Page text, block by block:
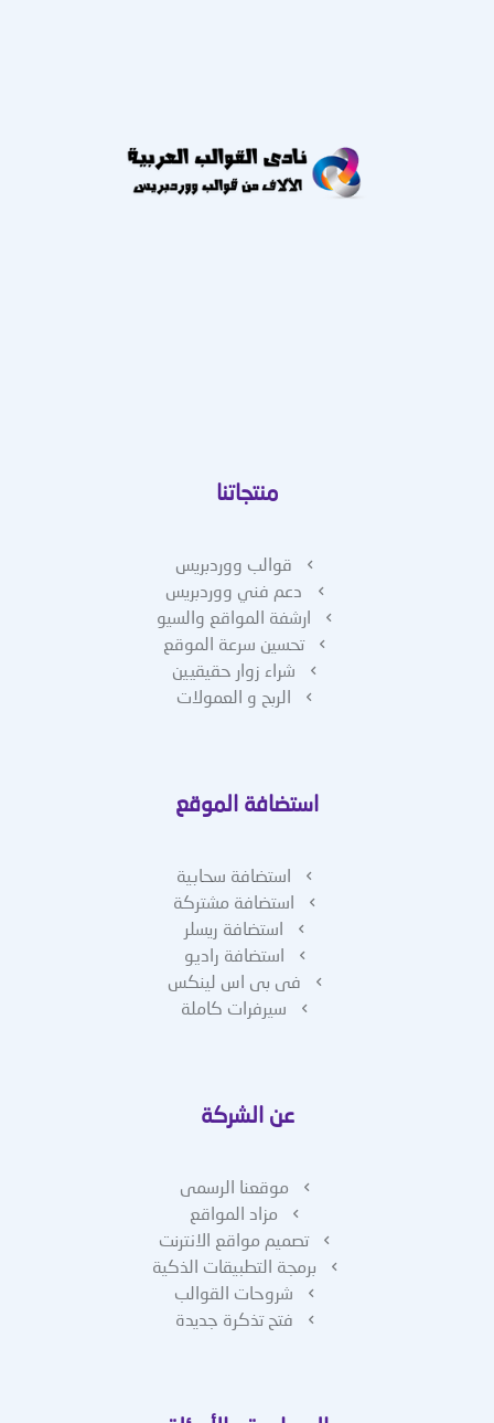
منتجاتنا
قوالب ووردبريس
دعم فني ووردبريس
ارشفة المواقع والسيو
تحسين سرعة الموقع
شراء زوار حقيقيين
الربح و العمولات
استضافة الموقع
استضافة سحابية
استضافة مشتركة
استضافة ريسلر
استضافة راديو
فى بى اس لينكس
سيرفرات كاملة
عن الشركة
موقعنا الرسمى
مزاد المواقع
تصميم مواقع الانترنت
برمجة التطبيقات الذكية
شروحات القوالب
فتح تذكرة جديدة